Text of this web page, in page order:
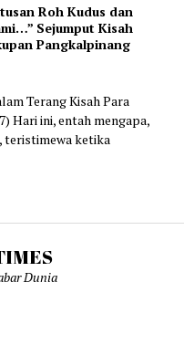
Roh Kudus dan
Sejumput Kisah
Pangkalpinang
Terang Kisah Para
Hari ini, entah mengapa,
teristimewa ketika
Dunia